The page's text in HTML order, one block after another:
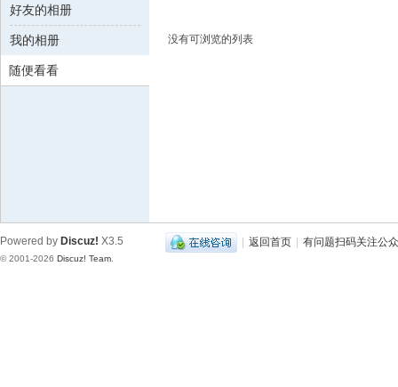
电
子
好友的相册
我的相册
随便看看
没有可浏览的列表
| 返回首页 | 有问题扫码关注公
Powered by Discuz! X3.5
© 2001-2026 Discuz! Team